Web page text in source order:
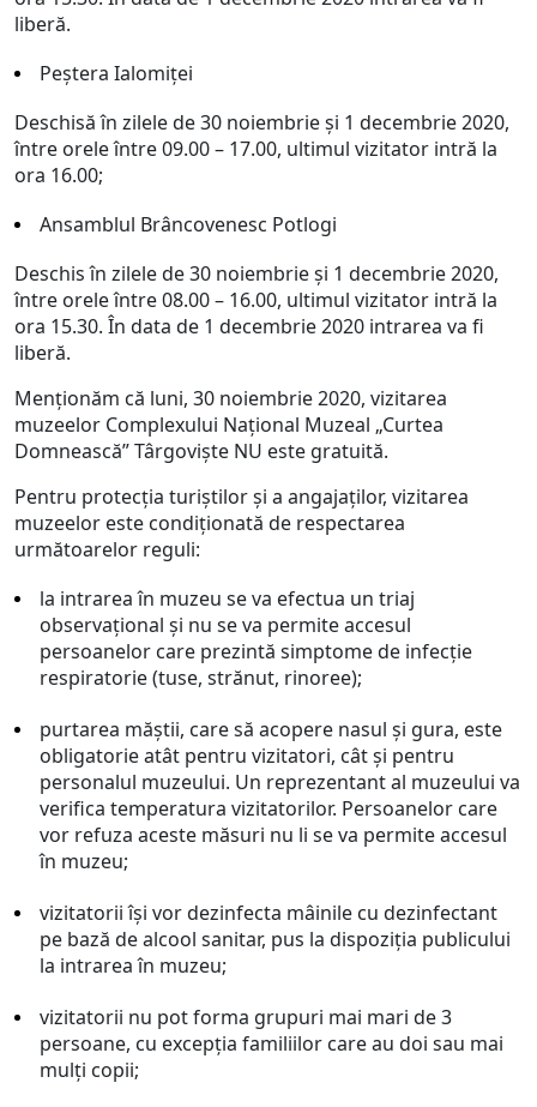
liberă.
Peştera Ialomiţei
Deschisă în zilele de 30 noiembrie și 1 decembrie 2020,
între orele între 09.00 – 17.00, ultimul vizitator intră la
ora 16.00;
Ansamblul Brâncovenesc Potlogi
Deschis în zilele de 30 noiembrie și 1 decembrie 2020,
între orele între 08.00 – 16.00, ultimul vizitator intră la
ora 15.30. În data de 1 decembrie 2020 intrarea va fi
liberă.
Menţionăm că luni, 30 noiembrie 2020, vizitarea
muzeelor Complexului Național Muzeal „Curtea
Domnească” Târgoviște NU este gratuită.
Pentru protecţia turiştilor şi a angajaţilor, vizitarea
muzeelor este condiţionată de respectarea
următoarelor reguli:
la intrarea în muzeu se va efectua un triaj
observațional și nu se va permite accesul
persoanelor care prezintă simptome de infecție
respiratorie (tuse, strănut, rinoree);
purtarea măştii, care să acopere nasul şi gura, este
obligatorie atât pentru vizitatori, cât şi pentru
personalul muzeului. Un reprezentant al muzeului va
verifica temperatura vizitatorilor. Persoanelor care
vor refuza aceste măsuri nu li se va permite accesul
în muzeu;
vizitatorii își vor dezinfecta mâinile cu dezinfectant
pe bază de alcool sanitar, pus la dispoziția publicului
la intrarea în muzeu;
vizitatorii nu pot forma grupuri mai mari de 3
persoane, cu excepţia familiilor care au doi sau mai
mulţi copii;